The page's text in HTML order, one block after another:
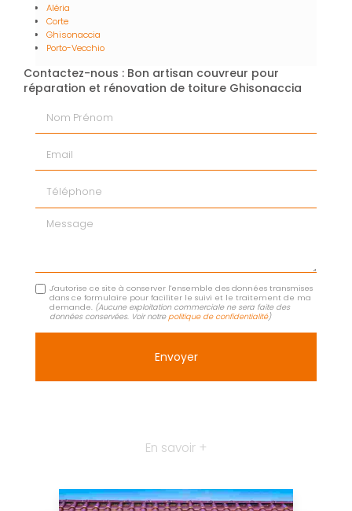
Aléria
Corte
Ghisonaccia
Porto-Vecchio
Contactez-nous : Bon artisan couvreur pour
réparation et rénovation de toiture Ghisonaccia
Message
J'autorise ce site à conserver l'ensemble des données transmises
dans ce formulaire pour faciliter le suivi et le traitement de ma
demande. (Aucune exploitation commerciale ne sera faite des
données conservées. Voir notrepolitique de confidentialité)
En savoir +